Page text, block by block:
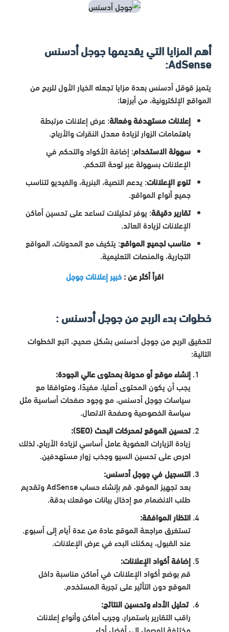
أهم المزايا التي يقديمها جوجل أدسنس
AdSense:
يتميز قوقل أدسنس بعدة مزايا تجعله الخيار الأول للربح من
المواقع الإلكترونية، من أبرزها:
إعلانات مستهدفة وفعالة: عرض إعلانات مرتبطة
باهتمامات الزوار لزيادة معدل النقرات والأرباح.
سهولة الاستخدام: إضافة الأكواد والتحكم في
الإعلانات بسهولة عبر لوحة التحكم.
تنوع الإعلانات: يدعم النصية، البنرية، والفيديو لتناسب
جميع أنواع المواقع.
تقارير دقيقة: يوفر تحليلات تساعد على تحسين أماكن
الإعلانات لزيادة العائد.
مناسب لجميع المواقع: يتكيف مع المدونات، المواقع
التجارية، والمنصات التعليمية.
اقرأ أكثر عن :خبير إعلانات جوجل
خطوات بدء الربح من جوجل أدسنس :
لتحقيق الربح من جوجل أدسنس بشكل صحيح، اتبع الخطوات
التالية:
إنشاء موقع أو مدونة بمحتوى عالي الجودة:
يجب أن يكون المحتوى أصليا، مفيدًا، ومتوافقا مع
سياسات جوجل أدسنس، مع وجود صفحات أساسية مثل
سياسة الخصوصية وصفحة الاتصال.
تحسين الموقع لمحركات البحث (SEO):
زيادة الزيارات العضوية عامل أساسي لزيادة الأرباح، لذلك
احرص على تحسين السيو وجذب زوار مستهدفين.
التسجيل في جوجل أدسنس:
بعد تجهيز الموقع، قم بإنشاء حساب AdSense وتقديم
طلب الانضمام مع إدخال بيانات موقعك بدقة.
انتظار الموافقة:
تستغرق مراجعة الموقع عادة من عدة أيام إلى أسبوع.
عند القبول، يمكنك البدء في عرض الإعلانات.
إضافة أكواد الإعلانات:
قم بوضع أكواد الإعلانات في أماكن مناسبة داخل
الموقع دون التأثير على تجربة المستخدم.
تحليل الأداء وتحسين النتائج:
راقب التقارير باستمرار، وجرب أماكن وأنواع إعلانات
مختلفة للوصول إلى أفضل أداء.